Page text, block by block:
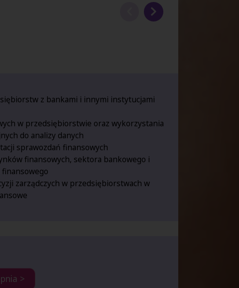
z bankami i innymi instytucjami
w przedsiębiorstwie oraz wykorzystania
do analizy danych
sprawozdań finansowych
finansowych, sektora bankowego i
zarządczych w przedsiębiorstwach w
>